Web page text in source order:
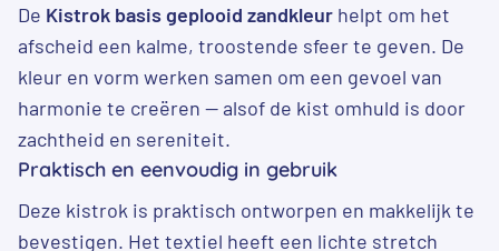
De Kistrok basis geplooid zandkleur helpt om het
afscheid een kalme, troostende sfeer te geven. De
kleur en vorm werken samen om een gevoel van
harmonie te creëren — alsof de kist omhuld is door
zachtheid en sereniteit.
Praktisch en eenvoudig in gebruik
Deze kistrok is praktisch ontworpen en makkelijk te
bevestigen. Het textiel heeft een lichte stretch